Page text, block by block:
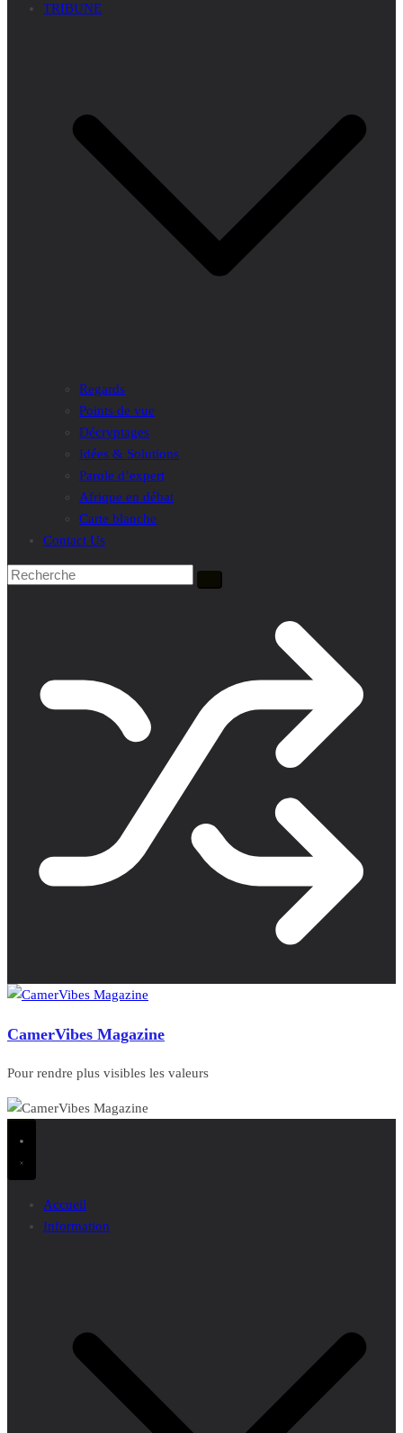
TRIBUNE
Regards
Points de vue
Décryptages
Idées & Solutions
Parole d’expert
Afrique en débat
Carte blanche
Contact Us
CamerVibes Magazine
Pour rendre plus visibles les valeurs
Accueil
Information